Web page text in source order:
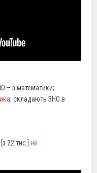
– з математики;
; складають ЗНО в
22 тис.]не